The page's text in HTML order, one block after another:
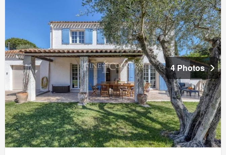
4 Photos